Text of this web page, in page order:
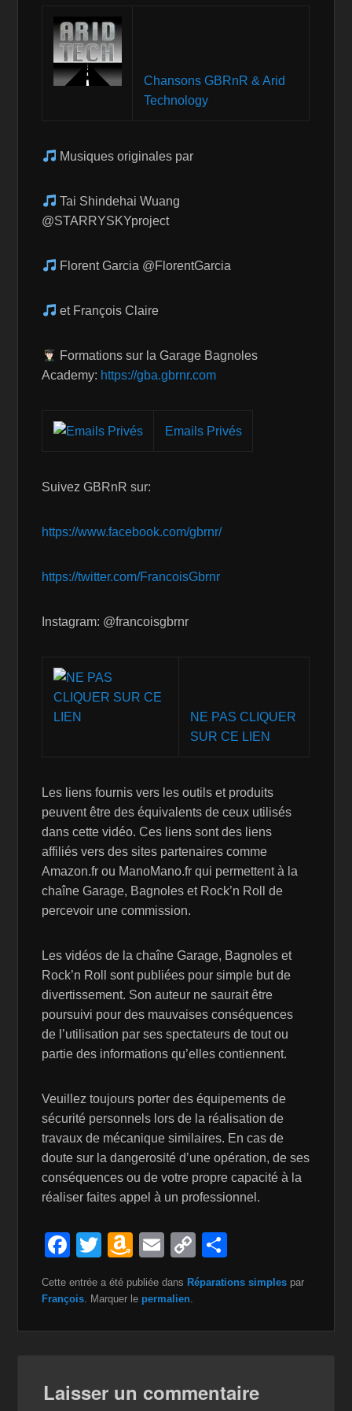
Chansons GBRnR & Arid
Technology
Musiques originales par
Tai Shindehai Wuang
@STARRYSKYproject
Florent Garcia @FlorentGarcia
et François Claire
Formations sur la Garage Bagnoles
Academy: https://gba.gbrnr.com
Emails Privés
Suivez GBRnR sur:
https://www.facebook.com/gbrnr/
https://twitter.com/FrancoisGbrnr
Instagram: @francoisgbrnr
NE PAS CLIQUER
SUR CE LIEN
Les liens fournis vers les outils et produits
peuvent être des équivalents de ceux utilisés
dans cette vidéo. Ces liens sont des liens
affiliés vers des sites partenaires comme
Amazon.fr ou ManoMano.fr qui permettent à la
chaîne Garage, Bagnoles et Rock’n Roll de
percevoir une commission.
Les vidéos de la chaîne Garage, Bagnoles et
Rock’n Roll sont publiées pour simple but de
divertissement. Son auteur ne saurait être
poursuivi pour des mauvaises conséquences
de l’utilisation par ses spectateurs de tout ou
partie des informations qu’elles contiennent.
Veuillez toujours porter des équipements de
sécurité personnels lors de la réalisation de
travaux de mécanique similaires. En cas de
doute sur la dangerosité d’une opération, de ses
conséquences ou de votre propre capacité à la
réaliser faites appel à un professionnel.
F
c
o
T
wi
tt
A
m
a
W
E
m
ail
C
o
p
k
ta
Cette entrée a été publiée dans Réparations simples par
François. Marquer le permalien.
Laisser un commentaire